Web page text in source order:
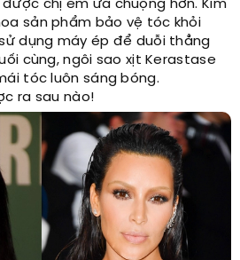
chị em ưa chuộng hơn. Kim
sản phẩm bảo vệ tóc khỏi
dụng máy ép để duỗi thẳng
cùng, ngôi sao xịt Kerastase
tóc luôn sáng bóng.
ra sau nào!